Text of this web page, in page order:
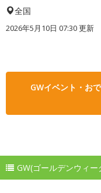
全国
2026年5月10日 07:30 更新
GWイベント・お
GW(ゴールデンウィ